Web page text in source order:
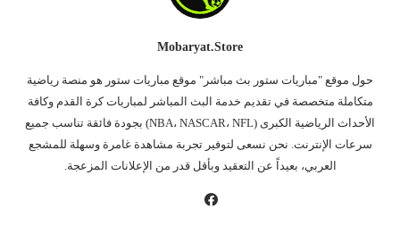
Mobaryat.store
حول موقع "مباريات ستور بث مباشر" موقع مباريات ستور هو منصة رياضية
متكاملة متخصصة في تقديم خدمة البث المباشر لمباريات كرة القدم وكافة
الأحداث الرياضية الكبرى (NBA، NASCAR، NFL) بجودة فائقة تناسب جميع
سرعات الإنترنت. نحن نسعى لتوفير تجربة مشاهدة غامرة وسهلة للمشجع
العربي، بعيداً عن التعقيد وبأقل قدر من الإعلانات المزعجة.